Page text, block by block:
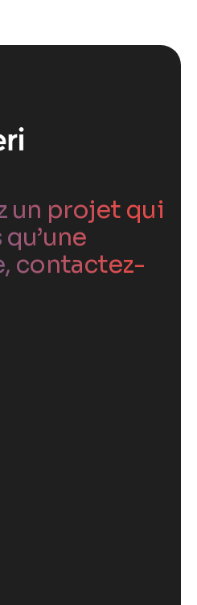
un projet qui
contactez-